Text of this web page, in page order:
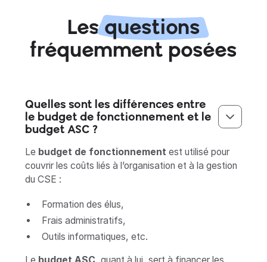
Lesquestions
fréquemment posées
Quelles sont les différences entre
le budget de fonctionnement et le
budget ASC ?
Le budget de fonctionnementest utilisé pour
couvrir les coûts liés à l’organisation et à la gestion
du CSE :
Formation des élus,
Frais administratifs,
Outils informatiques, etc.